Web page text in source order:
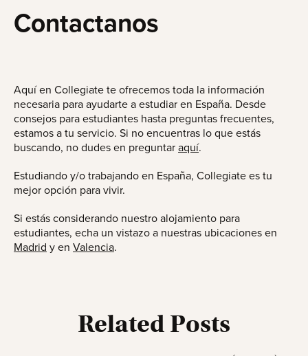
Contactanos
Aquí en Collegiate te ofrecemos toda la información
necesaria para ayudarte a estudiar en España. Desde
consejos para estudiantes hasta preguntas frecuentes,
estamos a tu servicio. Si no encuentras lo que estás
buscando, no dudes en preguntar aquí.
Estudiando y/o trabajando en España, Collegiate es tu
mejor opción para vivir.
Si estás considerando nuestro alojamiento para
estudiantes, echa un vistazo a nuestras ubicaciones en
Madrid y en Valencia.
Related Posts